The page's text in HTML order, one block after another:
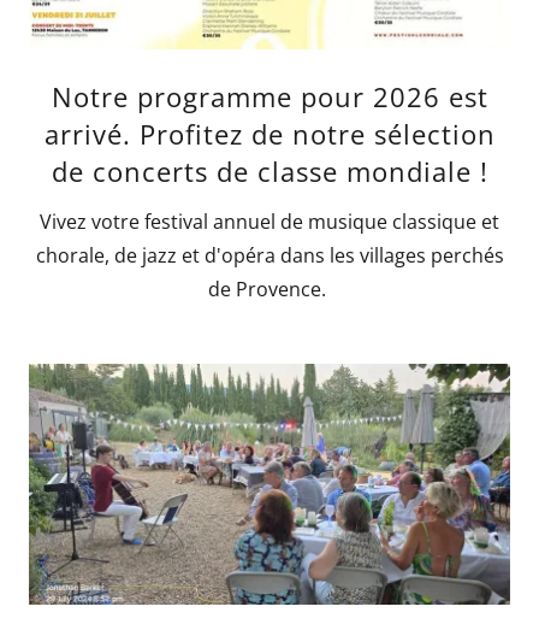
Notre programme pour 2026 est
arrivé. Profitez de notre sélection
de concerts de classe mondiale !
Vivez votre festival annuel de musique classique et
chorale, de jazz et d'opéra dans les villages perchés
de Provence.